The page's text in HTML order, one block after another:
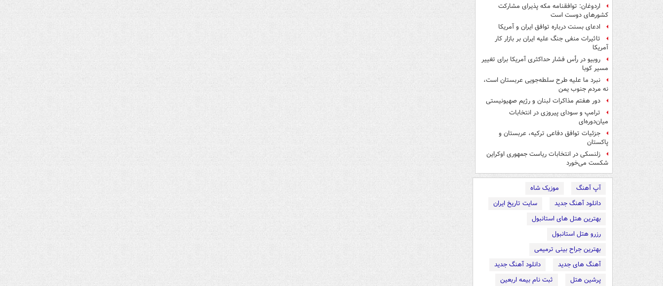
اردوغان: توافقنامه مکه پذیرای مشارکت
کشورهای دوست است
ادعای بسنت درباره توافق ایران و آمریکا
تاثیرات منفی جنگ علیه ایران بر بازار کار
آمریکا
روبیو در رأس فشار حداکثری آمریکا برای تغییر
مسیر کوبا
نبرد ما علیه طرح سلطه‌جویی عربستان است،
نه مردم جنوب یمن
دور هفتم مذاکرات لبنان و رژیم صهیونیستی
ترامپ و سودای پیروزی در انتخابات
میان‌دوره‌ای
جزئیات توافق دفاعی ترکیه، عربستان و
پاکستان
زلنسکی در انتخابات ریاست جمهوری اوکراین
شکست می‌خورد
آپ آهنگ
موزیک شاه
دانلود آهنگ جدید
سایت تاریخ ایران
بهترین هتل های استانبول
رزرو هتل استانبول
بهترین جراح بینی ترمیمی
آهنگ های جدید
دانلود آهنگ جدید
پرشین هتل
ثبت نام بیمه اربعین